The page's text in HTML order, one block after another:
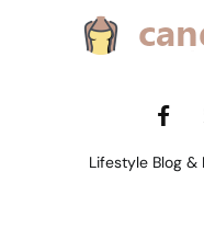
Lifestyle Blog &